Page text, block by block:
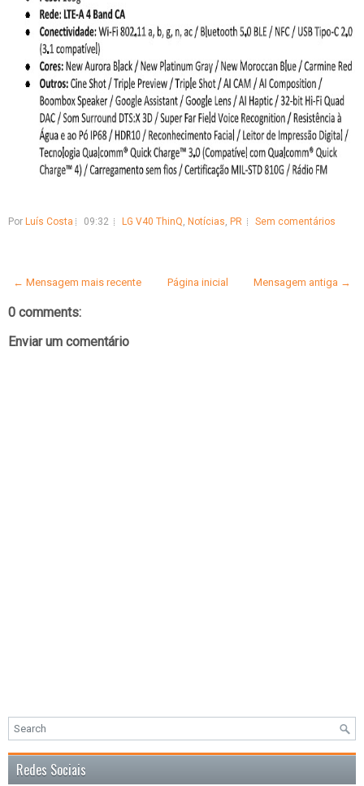
Por Luís Costa 09:32 LG V40 ThinQ, Notícias, PR Sem comentários
← Mensagem mais recente Mensagem antiga →
Página inicial
0 comments:
Enviar um comentário
Redes Sociais